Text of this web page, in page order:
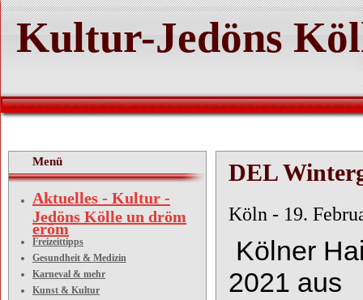
Kultur-Jedöns
Menü
Aktuelles - Kultur -
Jedöns Kölle un dröm
eröm
Freizeittipps
Gesundheit & Medizin
Karneval & mehr
Kunst & Kultur
DEL
Köln
Kölner
2021 aus